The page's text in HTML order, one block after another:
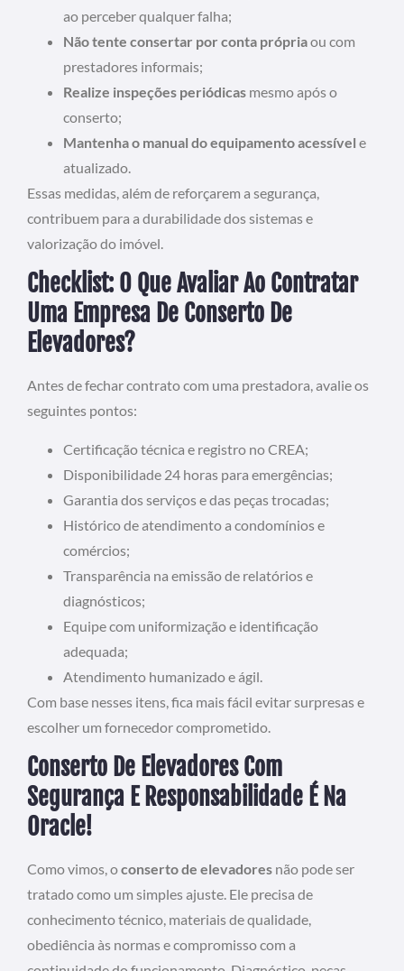
ao perceber qualquer falha;
Não tente consertar por conta própriaou com
prestadores informais;
Realize inspeções periódicas mesmo após o
conserto;
Mantenha o manual do equipamento acessível e
atualizado.
Essas medidas, além de reforçarem a segurança,
contribuem para a durabilidade dos sistemas e
valorização do imóvel.
Checklist: O Que Avaliar Ao Contratar
Uma Empresa De Conserto De
Elevadores?
Antes de fechar contrato com uma prestadora, avalie os
seguintes pontos:
Certificação técnica e registro no CREA;
Disponibilidade 24 horas para emergências;
Garantia dos serviços e das peças trocadas;
Histórico de atendimento a condomínios e
comércios;
Transparência na emissão de relatórios e
diagnósticos;
Equipe com uniformização e identificação
adequada;
Atendimento humanizado e ágil.
Com base nesses itens, fica mais fácil evitar surpresas e
escolher um fornecedor comprometido.
Conserto De Elevadores Com
Segurança E Responsabilidade É Na
Oracle!
Como vimos, oconserto de elevadores não pode ser
tratado como um simples ajuste. Ele precisa de
conhecimento técnico, materiais de qualidade,
obediência às normas e compromisso com a